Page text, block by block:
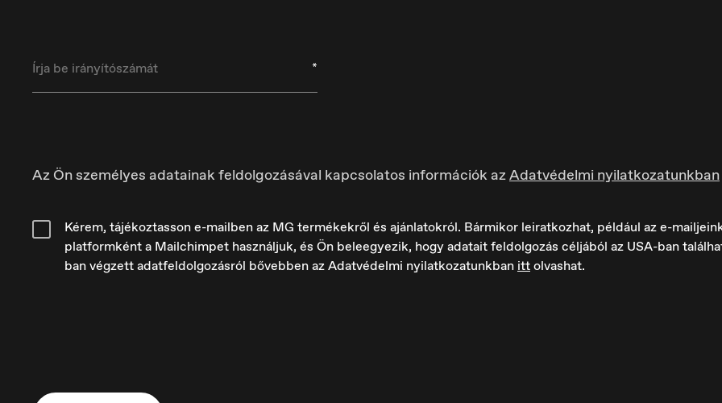
*
Az Ön személyes adatainak feldolgozásával kapcsolatos információk azAdatvédelmi nyilatkozatunkban
Kérem, tájékoztasson e-mailben az MG termékekről és ajánlatokról. Bármikor leiratkozhat, például az e-
platformként a Mailchimpet használjuk, és Ön beleegyezik, hogy adatait feldolgozás céljából az USA-ban
ban végzett adatfeldolgozásról bővebben az Adatvédelmi nyilatkozatunkban ittolvashat.